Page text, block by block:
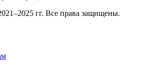
гг. Все права защищены.